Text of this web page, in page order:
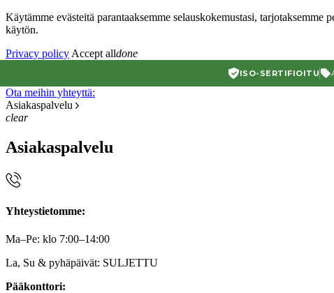
Käytämme evästeitä parantaaksemme selauskokemustasi,
käytön.
Privacy policy Accept alldone
ISO-SERTIFIOITU
Ota meihin yhteyttä:
Asiakaspalvelu
clear
Asiakaspalvelu
Yhteystietomme:
Ma–Pe: klo 7:00–14:00
La, Su & pyhäpäivät: SULJETTU
Pääkonttori: